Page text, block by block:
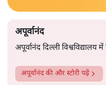
अपूर्वानंद
अपूर्वानंद दिल्ली विश्वविद्यालय
अपूर्वानंदकी और स्टोरी पढ़ें